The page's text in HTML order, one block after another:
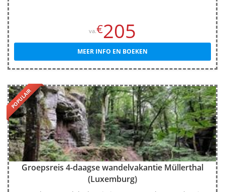
va.€205
MEER INFO EN BOEKEN
POPULAIR
Groepsreis 4-daagse wandelvakantie Müllerthal
(Luxemburg)